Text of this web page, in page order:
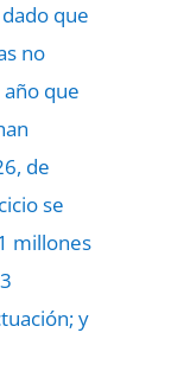
que
no
que
de
se
millones
y